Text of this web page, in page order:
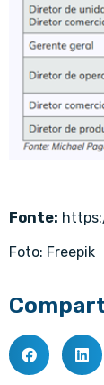
Fonte:
Foto: Freepik